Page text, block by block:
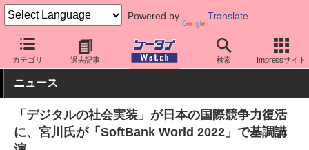
Powered by Translate
カテゴリ 過去記事 検索 Impressサイト
ケータイ Watch キャリア ソフトバンク キーパーソン
ニュース
「デジタルの社会実装」が日本の国際競争力復活
に、宮川氏が「SoftBank World 2022」で基調講